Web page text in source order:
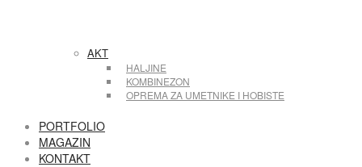
AKT
HALJINE
KOMBINEZON
OPREMA ZA UMETNIKE I HOBISTE
PORTFOLIO
MAGAZIN
KONTAKT